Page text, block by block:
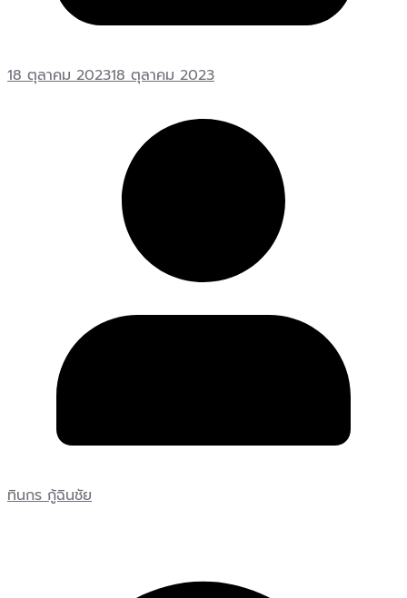
18 ตุลาคม 202318 ตุลาคม 2023
ทินกร กู้ฉินชัย